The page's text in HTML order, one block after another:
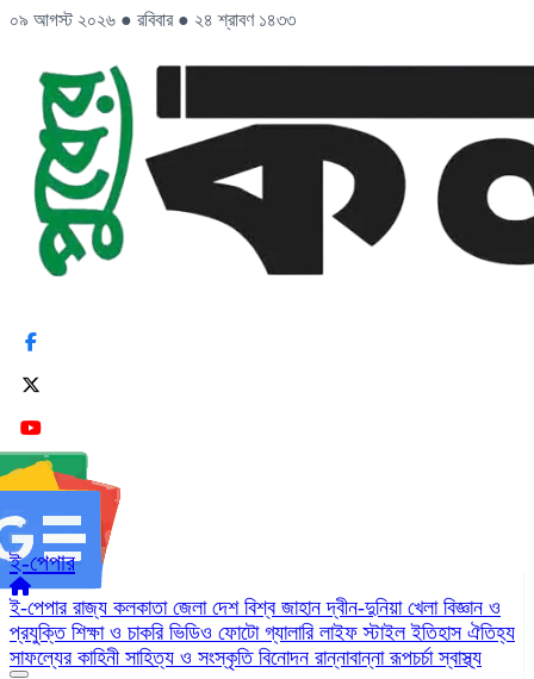
০৯ আগস্ট ২০২৬ ● রবিবার ● ২৪ শ্রাবণ ১৪৩৩
ই-পেপার
ই-পেপার রাজ্য কলকাতা জেলা দেশ বিশ্ব জাহানদ্বীন-দুনিয়া খেলা বিজ্ঞান ও
প্রযুক্তি শিক্ষা ও চাকরি ভিডিও ফোটো গ্যালারি লাইফ স্টাইলইতিহাস ঐতিহ্য
সাফল্যের কাহিনী সাহিত্য ও সংস্কৃতি বিনোদন রান্নাবান্নারূপচর্চাস্বাস্থ্য